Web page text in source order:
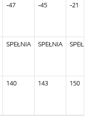
-47 -45 -21
SPEŁNIA SPEŁNIA SPEŁNIA
140 143 150